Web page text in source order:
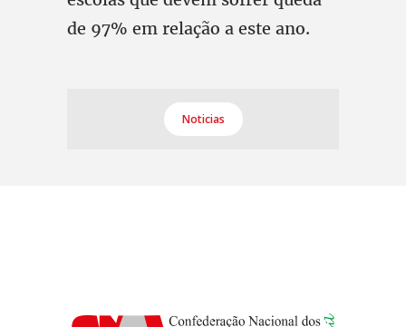
de 97% em relação a este ano.
Noticias